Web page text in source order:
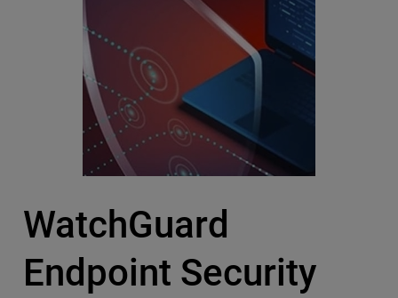
WatchGuard
Endpoint Security